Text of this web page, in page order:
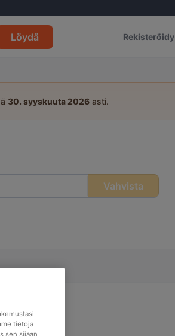
Löydä Rekisteröidy
30. syyskuuta 2026 asti.
Vahvista
tietoja
sen sijaan